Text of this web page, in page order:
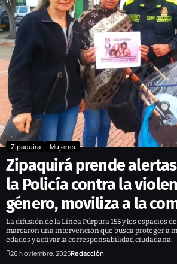
Zipaquirá Mujeres
Zipaquirá prende
la Policía contra la
género, moviliza a la
La difusión de la Línea Púrpura 155 y los espacios
marcaron una intervención que busca proteger a
edades y activar la corresponsabilidad ciudadana.
26 Noviembre, 2025Redacción